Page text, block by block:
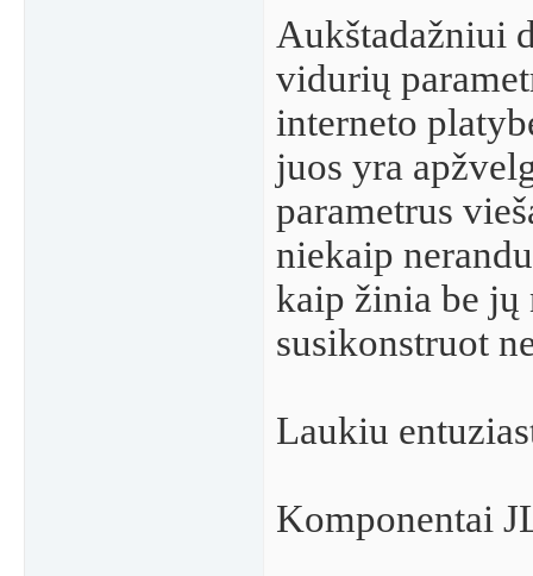
Aukštadažniui
vidurių
interneto
juos yra
parametrus
niekaip
kaip žinia be
susikonstruot
Laukiu
Komponentai